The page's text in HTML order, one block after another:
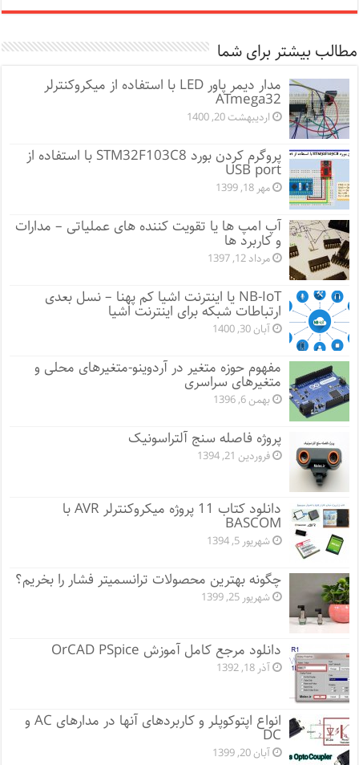
مطالب بیشتر برای شما
مدار دیمر پاور LED با استفاده از میکروکنترلر
ATmega32
اردیبهشت 20, 1400
پروگرم کردن بورد STM32F103C8 با استفاده از
USB port
مهر 18, 1399
آپ امپ ها یا تقویت کننده های عملیاتی – مدارات
و کاربرد ها
مرداد 12, 1397
NB-IoT یا اینترنت اشیا کم پهنا – نسل بعدی
ارتباطات شبکه برای اینترنت اشیا
آبان 30, 1400
مفهوم حوزه متغیر در آردوینو-متغیرهای محلی و
متغیرهای سراسری
بهمن 6, 1396
پروژه فاصله سنج آلتراسونیک
فروردین 21, 1394
دانلود کتاب 11 پروژه میکروکنترلر AVR با
BASCOM
شهریور 5, 1394
چگونه بهترین محصولات ترانسمیتر فشار را بخریم؟
شهریور 25, 1399
دانلود مرجع کامل آموزش OrCAD PSpice
آذر 18, 1392
انواع اپتوکوپلر و کاربردهای آنها در مدارهای AC و
DC
آبان 20, 1399